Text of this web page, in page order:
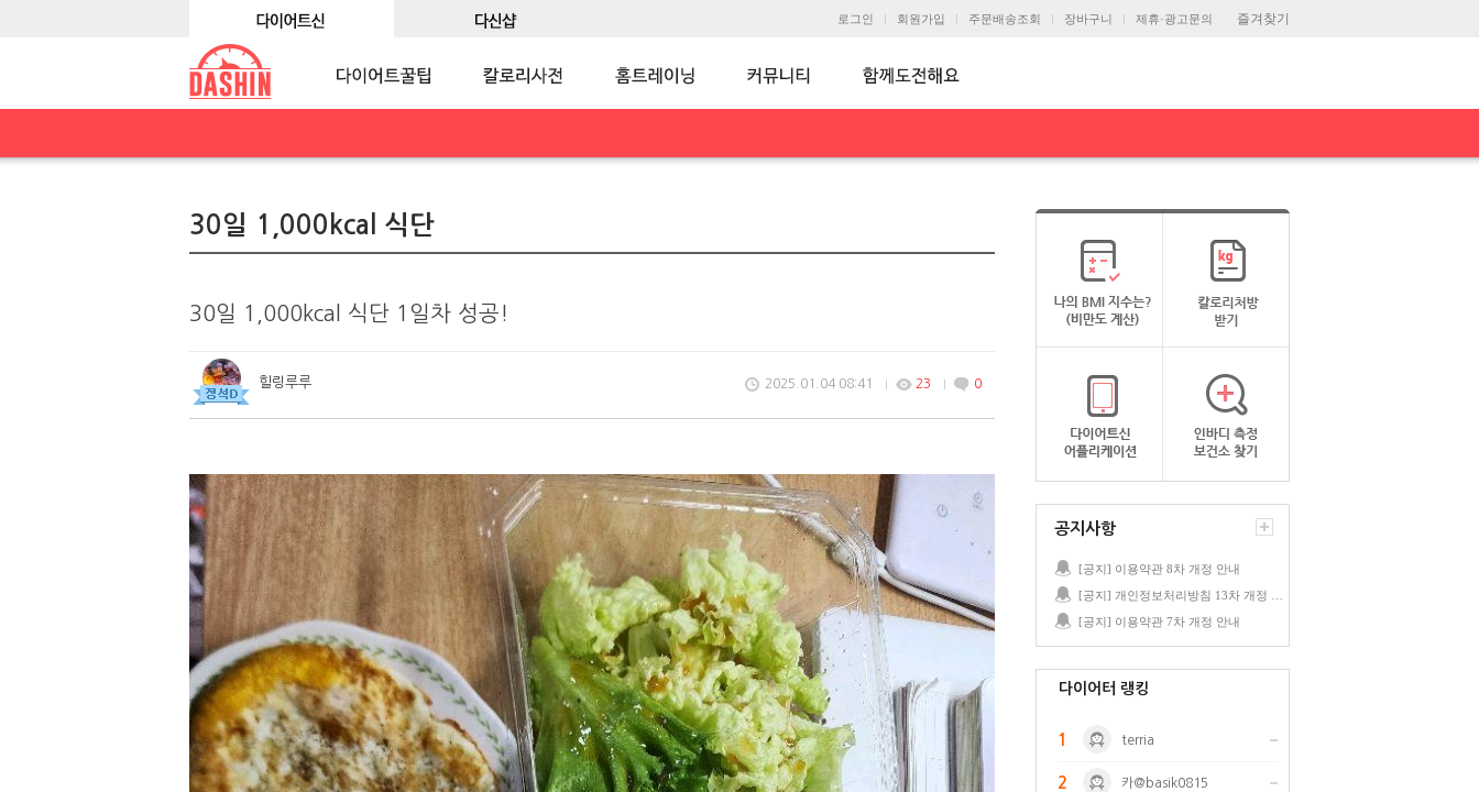
즐겨찾기
로그인 회원가입 주문배송조회 장바구니 제휴·광고문의
30일 1,000kcal 식단
30일 1,000kcal 식단 1일차 성공!
힐링루루 2025.01.04 08:41 23 0
공지사항
[공지] 이용약관 8차 개정 안내
[공지] 이용약관 7차 개정 안내
다이어터 랭킹
1 terria
2 카@basik0815